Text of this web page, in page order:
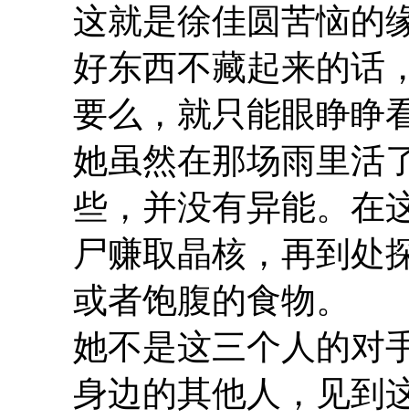
这就是徐佳圆苦恼的
好东西不藏起来的话
要么，就只能眼睁睁
她虽然在那场雨里活
些，并没有异能。在
尸赚取晶核，再到处
或者饱腹的食物。
她不是这三个人的对
身边的其他人，见到